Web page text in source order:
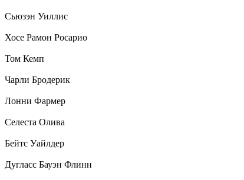
Сьюзэн Уиллис
Хосе Рамон Росарио
Том Кемп
Чарли Бродерик
Лонни Фармер
Селеста Олива
Бейтс Уайлдер
Дугласс Бауэн Флинн